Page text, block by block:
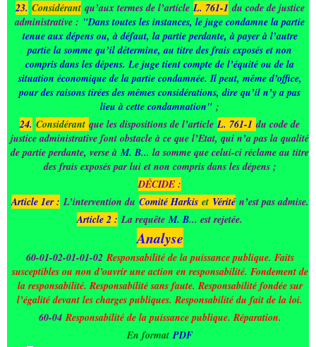
23. Considérant qu’aux termes de l’articleL. 761-1 du code de justice
administrative : "Dans toutes les instances, le juge condamne la partie
tenue aux dépens ou, à défaut, la partie perdante, à payer à l’autre
partie la somme qu’il détermine, au titre des frais exposés et non
compris dans les dépens. Le juge tient compte de l’équité ou de la
situation économique de la partie condamnée. Il peut, même d’office,
pour des raisons tirées des mêmes considérations, dire qu’il n’y a pas
lieu à cette condamnation" ;
24. Considérant que les dispositions de l’articleL. 761-1du code de
justice administrative font obstacle à ce que l’Etat, qui n’a pas la qualité
de partie perdante, verse àM. B... la somme que celui-ci réclame au titre
des frais exposés par lui et non compris dans les dépens ;
DÉCIDE :
Article 1er : L’intervention du Comité Harkis etVéritén’est pas admise.
Article 2 : La requêteM. B... est rejetée.
Analyse
60-01-02-01-01-02Responsabilité de la puissance publique. Faits
susceptibles ou non d’ouvrir une action en responsabilité. Fondement de
la responsabilité. Responsabilité sans faute. Responsabilité fondée sur
l’égalité devant les charges publiques. Responsabilité du fait de la loi.
60-04Responsabilité de la puissance publique. Réparation.
En formatPDF